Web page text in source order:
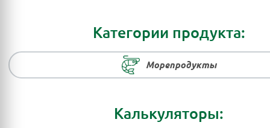
Категории продукта:
Морепродукты
Калькуляторы: